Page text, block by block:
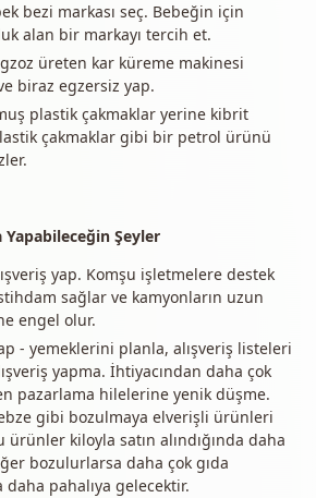
bezi markası seç. Bebeğin için
alan bir markayı tercih et.
üreten kar küreme makinesi
biraz egzersiz yap.
plastik çakmaklar yerine kibrit
çakmaklar gibi bir petrol ürünü
Yapabileceğin Şeyler
yap. Komşu işletmelere destek
sağlar ve kamyonların uzun
engel olur.
- yemeklerini planla, alışveriş listeleri
yapma. İhtiyacından daha çok
pazarlama hilelerine yenik düşme.
gibi bozulmaya elverişli ürünleri
ürünler kiloyla satın alındığında daha
bozulurlarsa daha çok gıda
daha pahalıya gelecektir.